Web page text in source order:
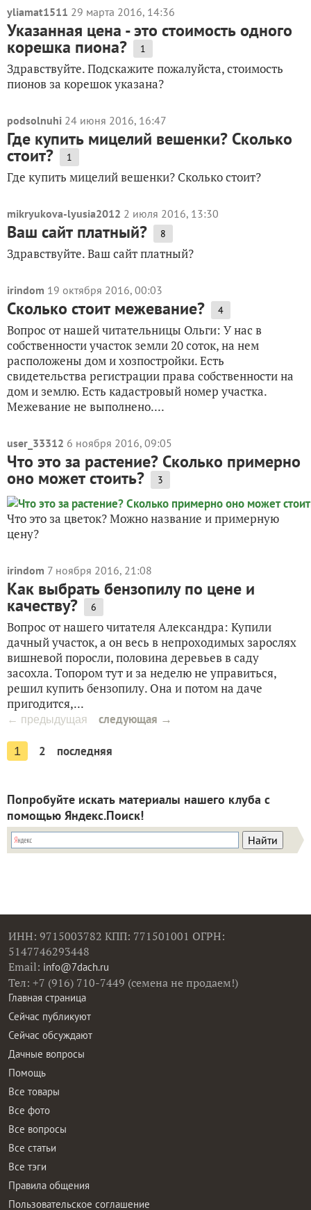
yliamat1511 29 марта 2016, 14:36
Указанная цена - это стоимость одного
корешка пиона? 1
Здравствуйте. Подскажите пожалуйста, стоимость
пионов за корешок указана?
podsolnuhi 24 июня 2016, 16:47
Где купить мицелий вешенки? Сколько
стоит? 1
Где купить мицелий вешенки? Сколько стоит?
mikryukova-lyusia2012 2 июля 2016, 13:30
Ваш сайт платный? 8
Здравствуйте. Ваш сайт платный?
irindom 19 октября 2016, 00:03
Сколько стоит межевание? 4
Вопрос от нашей читательницы Ольги: У нас в
собственности участок земли 20 соток, на нем
расположены дом и хозпостройки. Есть
свидетельства регистрации права собственности на
дом и землю. Есть кадастровый номер участка.
Межевание не выполнено....
user_33312 6 ноября 2016, 09:05
Что это за растение? Сколько примерно
оно может стоить? 3
Что это за цветок? Можно название и примерную
цену?
irindom 7 ноября 2016, 21:08
Как выбрать бензопилу по цене и
качеству? 6
Вопрос от нашего читателя Александра: Купили
дачный участок, а он весь в непроходимых зарослях
вишневой поросли, половина деревьев в саду
засохла. Топором тут и за неделю не управиться,
решил купить бензопилу. Она и потом на даче
пригодится,...
← предыдущая следующая →
1 2 последняя
Попробуйте искать материалы нашего клуба с
помощью Яндекс.Поиск!
ИНН: 9715003782 КПП: 771501001 ОГРН:
5147746293448
Email: info@7dach.ru
Тел: +7 (916) 710-7449 (семена не продаем!)
Главная страница
Сейчас публикуют
Сейчас обсуждают
Дачные вопросы
Помощь
Все товары
Все фото
Все вопросы
Все статьи
Все тэги
Правила общения
Пользовательское соглашение